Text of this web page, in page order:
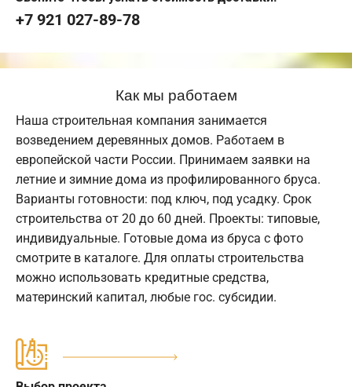
+7 921 027-89-78
Как мы работаем
Наша строительная компания занимается
возведением деревянных домов. Работаем в
европейской части России. Принимаем заявки на
летние и зимние дома из профилированного бруса.
Варианты готовности: под ключ, под усадку. Срок
строительства от 20 до 60 дней. Проекты: типовые,
индивидуальные. Готовые дома из бруса с фото
смотрите в каталоге. Для оплаты строительства
можно использовать кредитные средства,
материнский капитал, любые гос. субсидии.